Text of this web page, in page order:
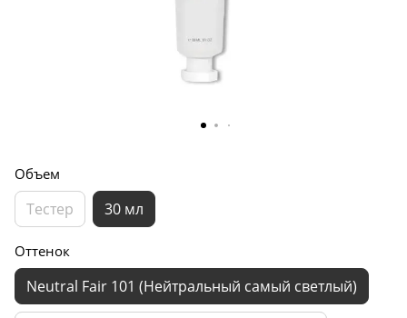
Объем
Тестер 30 мл
Оттенок
Neutral Fair 101 (Нейтральный самый светлый)